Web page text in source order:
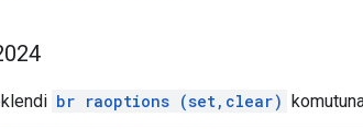
br raoptions (set,clear)